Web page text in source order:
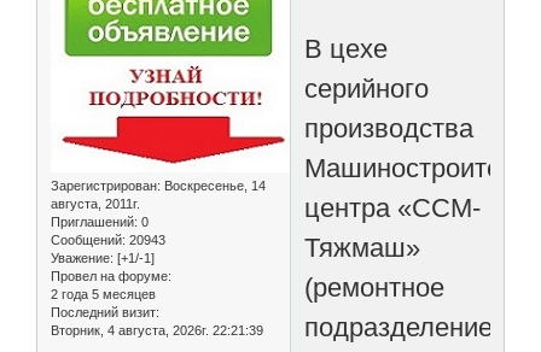
Зарегистрирован: Воскресенье, 14
августа, 2011г.
Приглашений: 0
Сообщений: 20943
Уважение: [+1/-1]
Провел на форуме:
2 года 5 месяцев
Последний визит:
Вторник, 4 августа, 2026г. 22:21:39
В цехе
серийного
производства
центра «ССМ-
Тяжмаш»
(ремонтное
подразделение